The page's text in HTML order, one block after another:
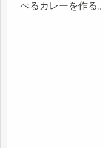
べるカレーを作る。